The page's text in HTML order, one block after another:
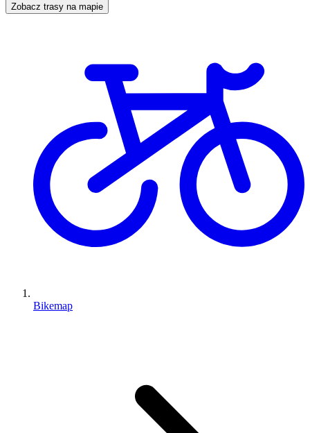
Zobacz trasy na mapie
Bikemap